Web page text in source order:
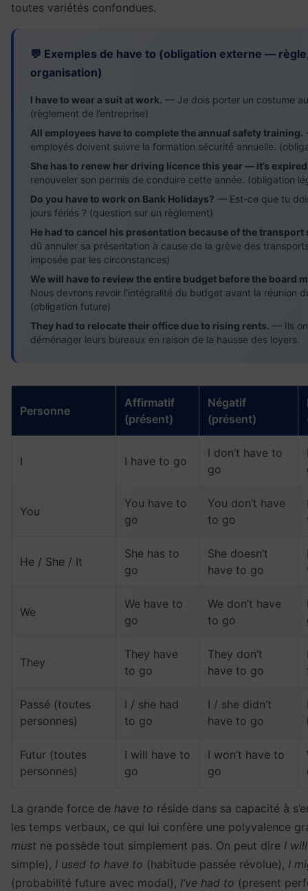
toutes variétés confondues.
💬 Exemples de have to (obligation externe —
organisation)
I have to wear a suit at work. — Je dois porter un costume
(règlement de l’entreprise)
All employees have to complete the annual safety training.
employés doivent suivre la formation sécurité annuelle.
She has to renew her driving licence this year — it’s
renouveler son permis de conduire cette année. (obligation
Do you have to work on Bank Holidays? — Est-ce que tu
jours fériés ? (question sur un règlement)
He had to cancel his presentation because of the transport
dû annuler sa présentation à cause de la grève des
imposée par les circonstances)
We will have to review the entire budget before the board
Nous devrons revoir l’intégralité du budget avant la réunion
(obligation future)
They had to relocate their office due to rising rents. — Ils
déménager leurs bureaux en raison de la hausse des loyers.
Personne
Affirmatif
(présent)
Négatif
(présent)
I I have to go
I don’t have to
go
You
You have to
go
You don’t have
to go
He / She / It
She has to
go
She doesn’t
have to go
We
We have to
go
We don’t have
to go
They
They have
to go
They don’t
have to go
Passé (toutes
personnes)
I / she had
to go
I / she didn’t
have to go
Futur (toutes
personnes)
I will have to
go
I won’t have to
go
La grande force de have to réside dans sa capacité à
les temps verbaux, ce qui lui confère une polyvalence
must ne possède tout simplement pas. On peut dire I
simple), I used to have to (habitude passée révolue), I
(probabilité future avec modal), I’ve had to (present